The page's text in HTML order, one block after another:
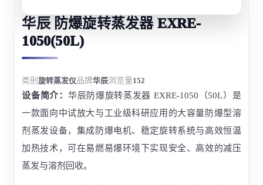
华辰 防爆旋转蒸发器 EXRE-
1050(50L)
类别旋转蒸发仪品牌华辰浏览量152
设备简介： 华辰防爆旋转蒸发器 EXRE-1050（50L）是
一款面向中试放大与工业级科研应用的大容量防爆型溶
剂蒸发设备，集成防爆电机、稳定旋转系统与高效恒温
加热技术，可在易燃易爆环境下实现安全、高效的减压
蒸发与溶剂回收。